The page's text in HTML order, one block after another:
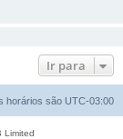
Ir para
horários são UTC-03:00
Limited